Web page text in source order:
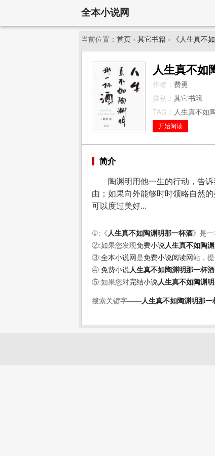
全本小说网
当前位置： 首页 › 其它书籍 › 《人生真不
人生真不如
作者： 费勇
类别： 其它书籍
TAG： 人生真不如
开始阅读
简介
陶渊明用他一生的行动，告
由；如果向外能够时时领略自然
可以度过美好...
①:《 人生真不如陶渊明那一杯酒》是一
②:如果您发现免费小说 人生真不如陶
③:全本小说网是免费小说阅读网站，
④:免费小说 人生真不如陶渊明那一杯酒
⑤:如果您对完结小说 人生真不如陶渊
搜索关键字——人生真不如陶渊明那一